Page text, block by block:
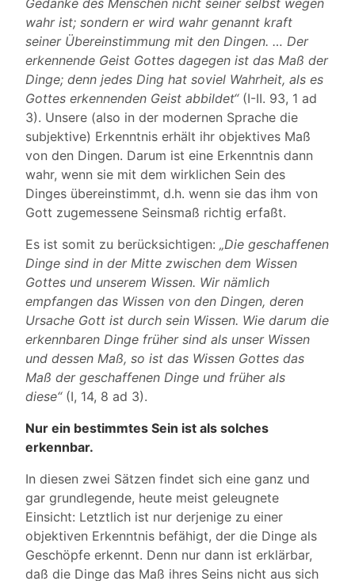
Gedanke des Menschen nicht seiner selbst wegen
wahr ist; sondern er wird wahr genannt kraft
seiner Übereinstimmung mit den Dingen. … Der
erkennende Geist Gottes dagegen ist das Maß der
Dinge; denn jedes Ding hat soviel Wahrheit, als es
Gottes erkennenden Geist abbildet“ (I-II. 93, 1 ad
3). Unsere (also in der modernen Sprache die
subjektive) Erkenntnis erhält ihr objektives Maß
von den Dingen. Darum ist eine Erkenntnis dann
wahr, wenn sie mit dem wirklichen Sein des
Dinges übereinstimmt, d.h. wenn sie das ihm von
Gott zugemessene Seinsmaß richtig erfaßt.
Es ist somit zu berücksichtigen: „Die geschaffenen
Dinge sind in der Mitte zwischen dem Wissen
Gottes und unserem Wissen. Wir nämlich
empfangen das Wissen von den Dingen, deren
Ursache Gott ist durch sein Wissen. Wie darum die
erkennbaren Dinge früher sind als unser Wissen
und dessen Maß, so ist das Wissen Gottes das
Maß der geschaffenen Dinge und früher als
diese“ (I, 14, 8 ad 3).
Nur ein bestimmtes Sein ist als solches
erkennbar.
In diesen zwei Sätzen findet sich eine ganz und
gar grundlegende, heute meist geleugnete
Einsicht: Letztlich ist nur derjenige zu einer
objektiven Erkenntnis befähigt, der die Dinge als
Geschöpfe erkennt. Denn nur dann ist erklärbar,
daß die Dinge das Maß ihres Seins nicht aus sich